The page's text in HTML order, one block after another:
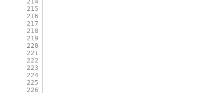
215
216
217
218
219
220
221
222
223
224
225
226